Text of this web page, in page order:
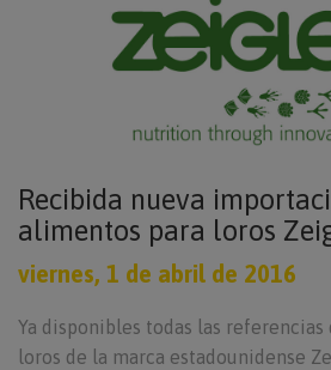
Recibida nueva
alimentos para loros
viernes, 1 de abril de 2016
Ya disponibles todas las
loros de la marca estadounidense